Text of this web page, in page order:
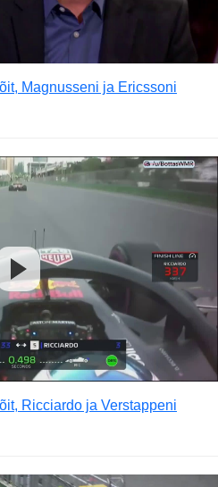
Magnusseni ja Ericssoni
Ricciardo ja Verstappeni